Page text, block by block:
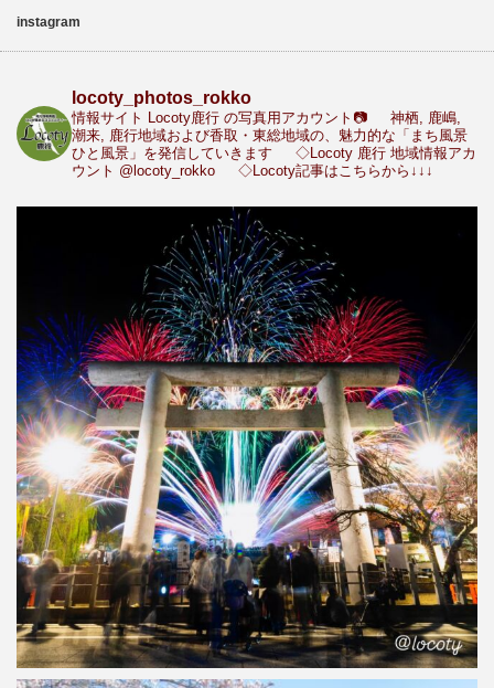
instagram
locoty_photos_rokko
情報サイト Locoty鹿行 の写真用アカウント📷
神栖, 鹿嶋,
潮来, 鹿行地域および香取・東総地域の、魅力的な「まち風景
ひと風景」を発信していきます
◇Locoty 鹿行 地域情報アカ
ウント @locoty_rokko ◇Locoty記事はこちらから↓↓↓